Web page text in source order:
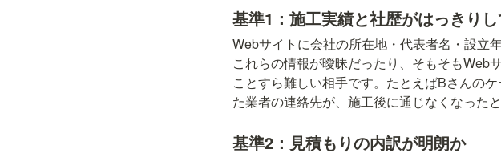
基準1：施工実績と社歴がはっきり
Webサイトに会社の所在地・代表者名・設立
これらの情報が曖昧だったり、そもそもWeb
ことすら難しい相手です。たとえばBさんの
た業者の連絡先が、施工後に通じなくなった
基準2：見積もりの内訳が明朗か